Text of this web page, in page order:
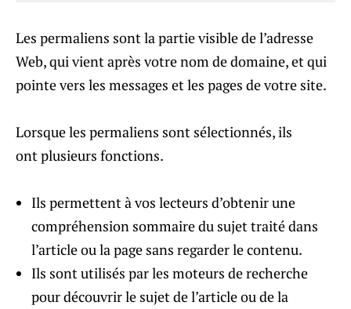
Les permaliens sont la partie visible de l’adresse
Web, qui vient après votre nom de domaine, et qui
pointe vers les messages et les pages de votre site.
Lorsque les permaliens sont sélectionnés, ils
ont plusieurs fonctions.
Ils permettent à vos lecteurs d’obtenir une
compréhension sommaire du sujet traité dans
l’article ou la page sans regarder le contenu.
Ils sont utilisés par les moteurs de recherche
pour découvrir le sujet de l’article ou de la